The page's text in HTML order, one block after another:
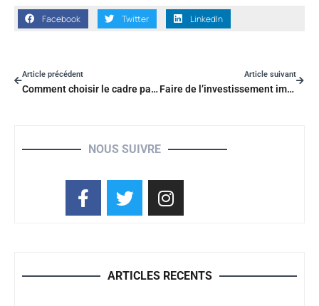
Facebook Twitter LinkedIn
Article précédent
Comment choisir le cadre parfait pour vos œuvres d’art ? Guide complet
Article suivant
Faire de l’investissement immobilier : ce qu’il faut savoir pour débuter et créer de la rentabilité
NOUS SUIVRE
ARTICLES RECENTS